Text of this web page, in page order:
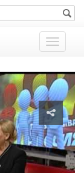
Показать
меню